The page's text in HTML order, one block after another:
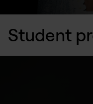
Student